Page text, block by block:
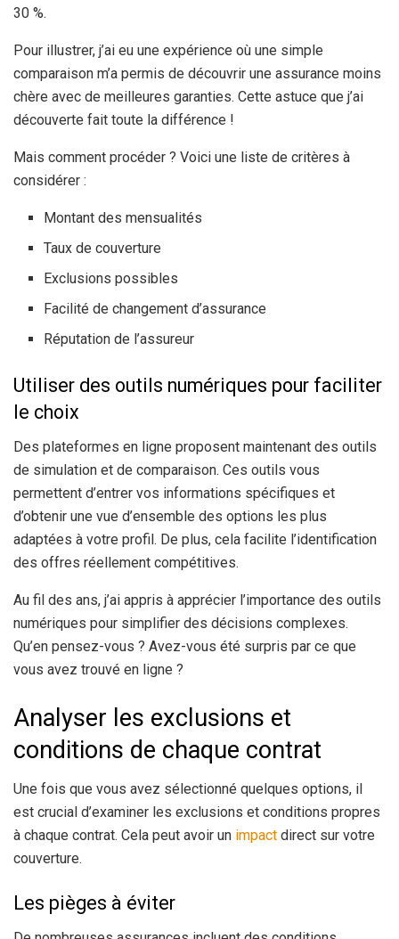
30 %.
Pour illustrer, j’ai eu une expérience où une simple
comparaison m’a permis de découvrir une assurance moins
chère avec de meilleures garanties. Cette astuce que j’ai
découverte fait toute la différence !
Mais comment procéder ? Voici une liste de critères à
considérer :
Montant des mensualités
Taux de couverture
Exclusions possibles
Facilité de changement d’assurance
Réputation de l’assureur
Utiliser des outils numériques pour faciliter
le choix
Des plateformes en ligne proposent maintenant des outils
de simulation et de comparaison. Ces outils vous
permettent d’entrer vos informations spécifiques et
d’obtenir une vue d’ensemble des options les plus
adaptées à votre profil. De plus, cela facilite l’identification
des offres réellement compétitives.
Au fil des ans, j’ai appris à apprécier l’importance des outils
numériques pour simplifier des décisions complexes.
Qu’en pensez-vous ? Avez-vous été surpris par ce que
vous avez trouvé en ligne ?
Analyser les exclusions et
conditions de chaque contrat
Une fois que vous avez sélectionné quelques options, il
est crucial d’examiner les exclusions et conditions propres
à chaque contrat. Cela peut avoir un impact direct sur votre
couverture.
Les pièges à éviter